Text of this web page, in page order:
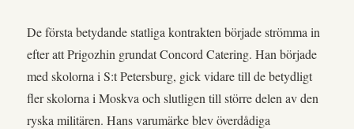
De första betydande statliga kontrakten började strömma in
efter att Prigozhin grundat Concord Catering. Han började
med skolorna i S:t Petersburg, gick vidare till de betydligt
fler skolorna i Moskva och slutligen till större delen av den
ryska militären. Hans varumärke blev överdådiga